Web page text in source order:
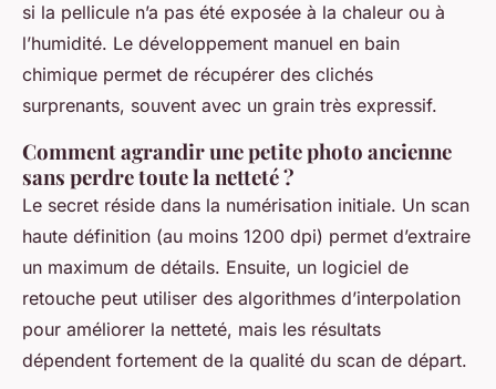
si la pellicule n’a pas été exposée à la chaleur ou à
l’humidité. Le développement manuel en bain
chimique permet de récupérer des clichés
surprenants, souvent avec un grain très expressif.
Comment agrandir une petite photo ancienne
sans perdre toute la netteté ?
Le secret réside dans la numérisation initiale. Un scan
haute définition (au moins 1200 dpi) permet d’extraire
un maximum de détails. Ensuite, un logiciel de
retouche peut utiliser des algorithmes d’interpolation
pour améliorer la netteté, mais les résultats
dépendent fortement de la qualité du scan de départ.